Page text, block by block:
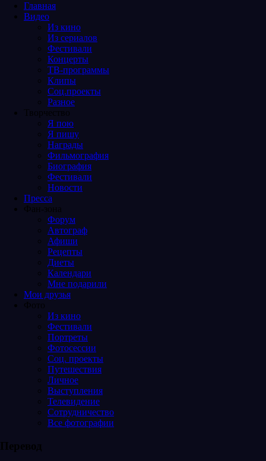
Главная
Видео
Из кино
Из сериалов
Фестивали
Концерты
ТВ-программы
Клипы
Соц.проекты
Разное
Творчество
Я пою
Я пишу
Награды
Фильмография
Биография
Фестивали
Новости
Пресса
Фан-зона
Форум
Автограф
Афиши
Рецепты
Диеты
Календари
Мне подарили
Мои друзья
Фото
Из кино
Фестивали
Портреты
Фотосессии
Соц. проекты
Путешествия
Личное
Выступления
Телевидение
Сотрудничество
Все фотографии
Перевод